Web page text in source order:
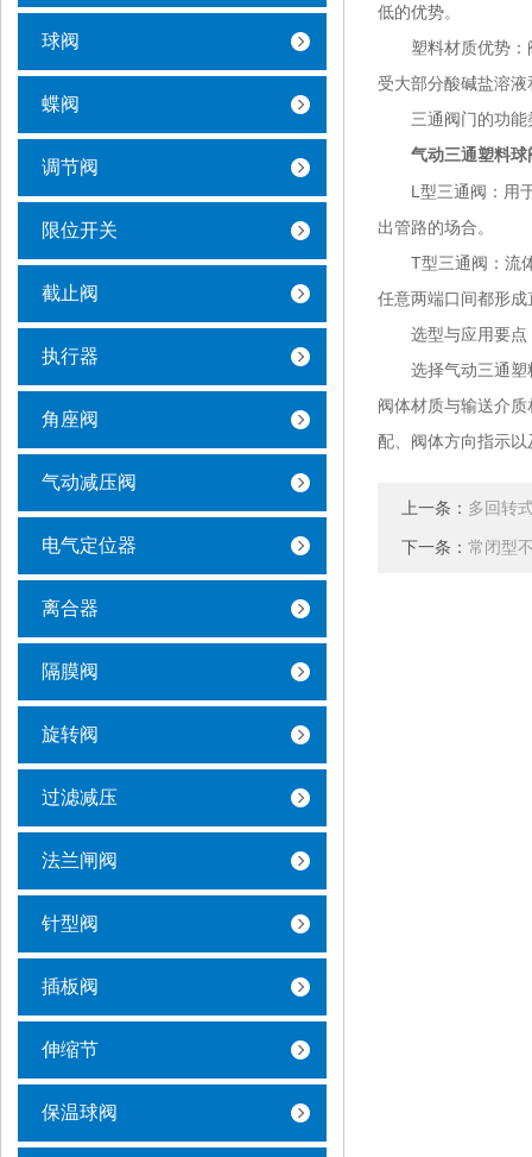
低的优势。
塑料材质优势：阀
受大部分酸碱盐溶
三通阀门的功能
气动三通塑料球
L型三通阀：用于
出管路的场合。
T型三通阀：流体
任意两端口间都形
选型与应用要点
选择气动三通塑料
阀体材质与输送介
配、阀体方向指示
上一条： 多回转
下一条： 常闭型
球阀
蝶阀
调节阀
限位开关
截止阀
执行器
角座阀
气动减压阀
电气定位器
离合器
隔膜阀
旋转阀
过滤减压
法兰闸阀
针型阀
插板阀
伸缩节
保温球阀